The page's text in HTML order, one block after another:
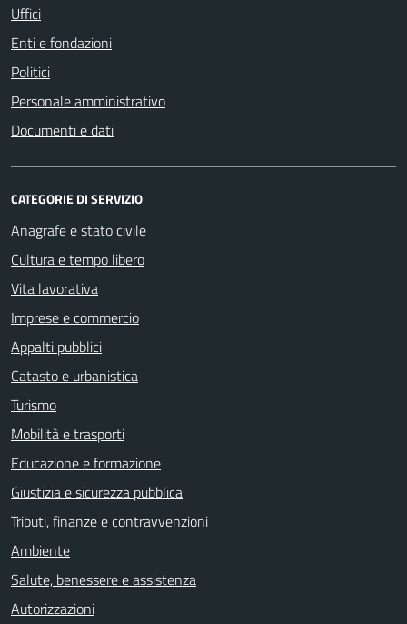
Uffici
Enti e fondazioni
Politici
Personale amministrativo
Documenti e dati
CATEGORIE DI SERVIZIO
Anagrafe e stato civile
Cultura e tempo libero
Vita lavorativa
Imprese e commercio
Appalti pubblici
Catasto e urbanistica
Turismo
Mobilità e trasporti
Educazione e formazione
Giustizia e sicurezza pubblica
Tributi, finanze e contravvenzioni
Ambiente
Salute, benessere e assistenza
Autorizzazioni